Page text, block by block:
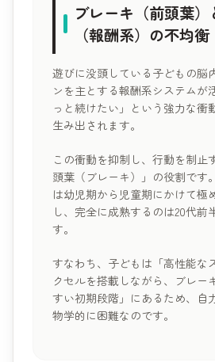
ブレーキ（前頭葉
（報酬系）の不均衡
遊びに没頭している子どもの脳
ンを主とする報酬系システムが
っと続けたい」という強力な衝
生み出されます。
この衝動を抑制し、行動を制止
頭葉（ブレーキ）」の役割です
は幼児期から児童期にかけて極
し、完全に成熟するのは20代前
す。
すなわち、子どもは「高性能な
クセルを搭載しながら、ブレー
すい初期段階」にあるため、自
物学的に困難なのです。